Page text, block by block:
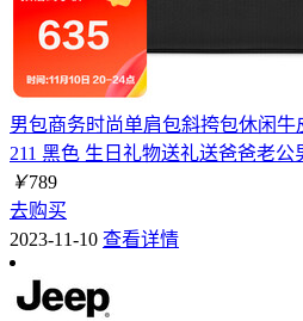
男包商务时尚单肩包斜挎包休闲牛
211 黑色 生日礼物送礼送爸爸老公
￥789
去购买
2023-11-10 查看详情